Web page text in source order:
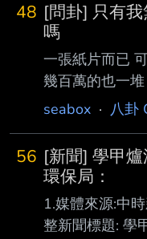
48 [問卦] 只有
嗎
一張紙片而已
幾百萬的也一
嗎？？ 八卦？
seabox · 八卦
56 [新聞] 學甲
環保局：
1.媒體來源:中
整新聞標題: 學